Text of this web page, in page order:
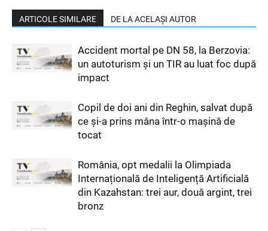
ARTICOLE SIMILARE DE LA ACELAȘI AUTOR
Accident mortal pe DN 58, la Berzovia:
un autoturism și un TIR au luat foc după
impact
Copil de doi ani din Reghin, salvat după
ce și-a prins mâna într-o mașină de
tocat
România, opt medalii la Olimpiada
Internațională de Inteligență Artificială
din Kazahstan: trei aur, două argint, trei
bronz